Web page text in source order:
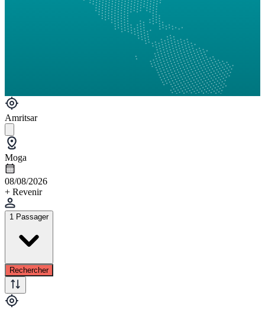
Amritsar
Moga
08/08/2026
+ Revenir
1 Passager
Rechercher